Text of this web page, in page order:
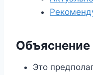
Объяснение
Это